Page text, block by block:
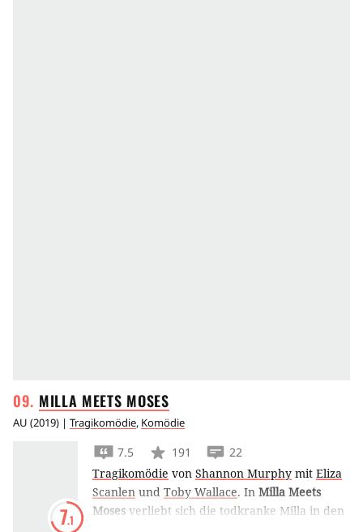
MILLA MEETS MOSES
AU (2019) | Tragikomödie, Komödie
7.1
7.5 191
22
Tragikomödie von Shannon Murphy mit Eliza
Scanlen und Toby Wallace. In Milla Meets
Moses verliebt sich die todkranke Milla in den